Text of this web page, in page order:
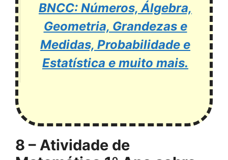
BNCC: Números, Álgebra,
Geometria, Grandezas e
Medidas, Probabilidade e
Estatística e muito mais.
8 – Atividade de